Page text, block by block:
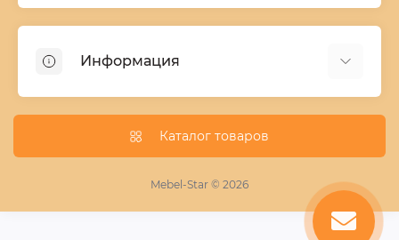
Шкафы купе ширина 90-210 cм высота 220 cм
Комоды из дерева
Кухни
Информация
Условия поставки мебели
Фотопечать для шкафа купе
Замер кухонь
Каталог товаров
Mebel-Star © 2026